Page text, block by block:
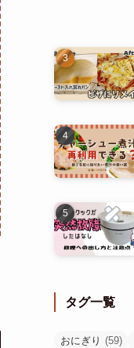
タグ一覧
おにぎり (59)